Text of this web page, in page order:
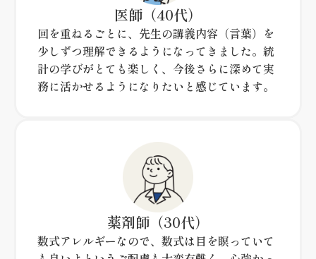
医師 （40代）
回を重ねるごとに、先生の講義内容（言葉）を
少しずつ理解できるようになってきました。統
計の学びがとても楽しく、今後さらに深めて実
務に活かせるようになりたいと感じています。
薬剤師 （30代）
数式アレルギーなので、数式は目を瞑っていて